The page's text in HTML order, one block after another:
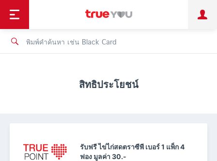
ลูกค้าบุคคล ลูกค้าองค์กร
ช้อป
เทรนด์เทคโนโลยี
สิทธิประโยชน์
รับฟรี ไข่ไก่สดตราซีพี เบอร์ 1 แพ็ก 4
ฟอง มูลค่า 30.-